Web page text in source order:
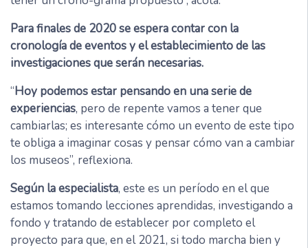
Para finales de 2020 se espera contar con la
cronología de eventos y el establecimiento de las
investigaciones que serán necesarias.
“Hoy podemos estar pensando en una serie de
experiencias, pero de repente vamos a tener que
cambiarlas; es interesante cómo un evento de este tipo
te obliga a imaginar cosas y pensar cómo van a cambiar
los museos”, reflexiona.
Según la especialista, este es un período en el que
estamos tomando lecciones aprendidas, investigando a
fondo y tratando de establecer por completo el
proyecto para que, en el 2021, si todo marcha bien y